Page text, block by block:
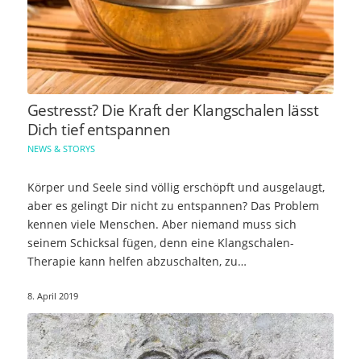
Gestresst? Die Kraft der Klangschalen lässt
Dich tief entspannen
NEWS & STORYS
Körper und Seele sind völlig erschöpft und ausgelaugt,
aber es gelingt Dir nicht zu entspannen? Das Problem
kennen viele Menschen. Aber niemand muss sich
seinem Schicksal fügen, denn eine Klangschalen-
Therapie kann helfen abzuschalten, zu…
8. April 2019